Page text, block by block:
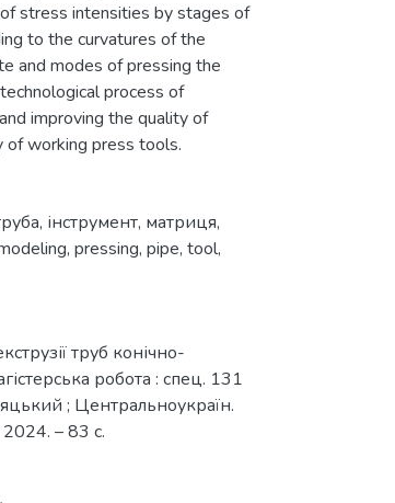
stress intensities by stages of
to the curvatures of the
and modes of pressing the
process of
improving the quality of
of working press tools.
, інструмент, матриця,
, pressing, pipe, tool,
труб конічно-
робота : спец. 131
; Центральноукраїн.
– 83 с.